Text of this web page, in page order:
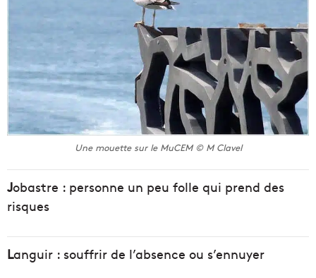
Une mouette sur le MuCEM © M Clavel
Jobastre : personne un peu folle qui prend des
risques
Languir : souffrir de l’absence ou s’ennuyer